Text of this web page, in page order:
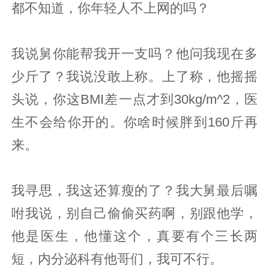
都不知道，你年轻人不上网的吗？
我说舅你能帮我开一支吗？他问我现在多
少斤了？我说没敢上称。上了称，他摇摇
头说，你这BMI差一点才到30kg/m^2，医
生不会给你开的。你啥时候胖到160斤再
来。
我寻思，我这还算瘦的了？我大舅最后嘱
咐我说，别自己偷偷买药啊，别跟他学，
他是医生，他懂这个，真要有个三长两
短，内分泌科有他哥们，我可不行。